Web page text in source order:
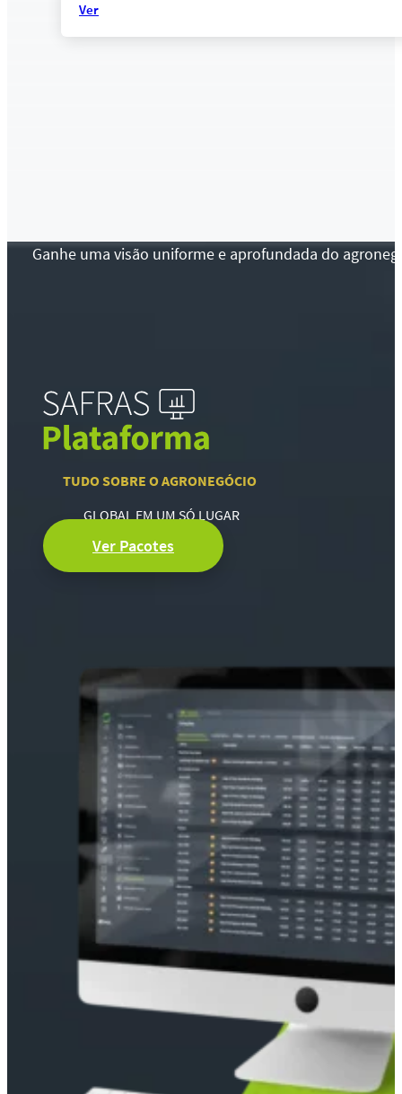
Ver
Ganhe uma visão uniforme e aprofundada do
TUDO SOBRE O AGRONEGÓCIO
GLOBAL EM UM SÓ LUGAR
Ver Pacotes